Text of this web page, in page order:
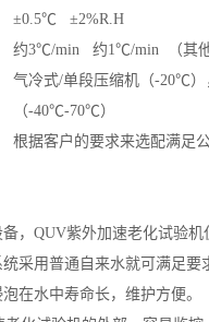
±0.5℃ ±2%R.H
约3℃/min 约1℃/min （其他
气冷式/单段压缩机（-20℃
（-40℃-70℃）
根据客户的要求来选配满足
，QUV紫外加速老化试验机
采用普通自来水就可满足要
在水中寿命长，维护方便。